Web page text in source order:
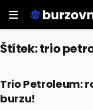
Štítek:trio
Trio Petroleum:
burzu!